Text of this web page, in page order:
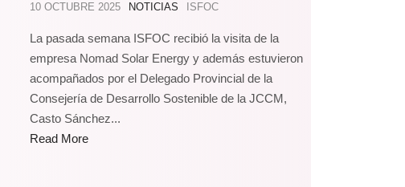
10 OCTUBRE 2025 NOTICIAS ISFOC
La pasada semana ISFOC recibió la visita de la
empresa Nomad Solar Energy y además estuvieron
acompañados por el Delegado Provincial de la
Consejería de Desarrollo Sostenible de la JCCM,
Casto Sánchez...
Read More